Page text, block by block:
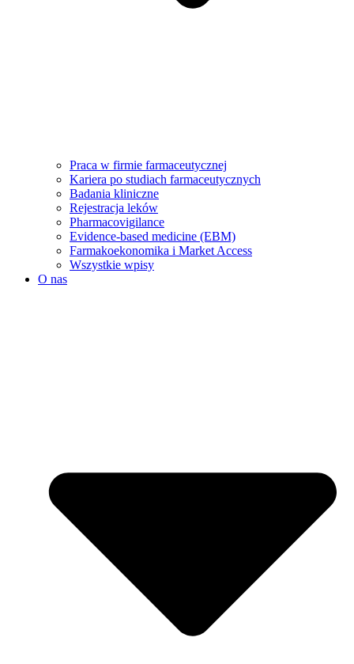
Praca w firmie farmaceutycznej
Kariera po studiach farmaceutycznych
Badania kliniczne
Rejestracja leków
Pharmacovigilance
Evidence-based medicine (EBM)
Farmakoekonomika i Market Access
Wszystkie wpisy
O nas